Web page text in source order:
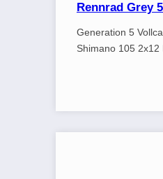
Rennrad Grey
Generation 5
Shimano 105 2x12